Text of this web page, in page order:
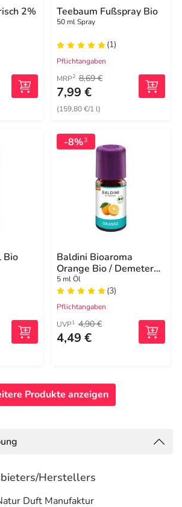
2%
Teebaum Fußspray Bio
50 ml Spray
(1)
Pflichtangaben
MRP2 8,69 €
7,99 €
(159,80 €/1 l)
Bio
-8%3
Baldini Bioaroma
Orange Bio / Demeter
Öl
5 ml Öl
(3)
Pflichtangaben
UVP1 4,90 €
4,49 €
Produkte anzeigen
Herstellers
Duft Manufaktur